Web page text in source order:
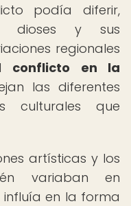
podía diferir,
dioses y sus
regionales
conflicto en la
las diferentes
culturales que
artísticas y los
variaban en
influía en la forma